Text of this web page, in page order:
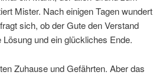
Mister. Nach einigen Tagen wundert
sich, ob der Gute den Verstand
und ein glückliches Ende.
Zuhause und Gefährten. Aber das